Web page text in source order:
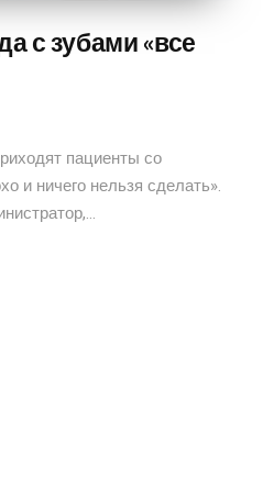
с зубами «все
пациенты со
и ничего нельзя сделать».